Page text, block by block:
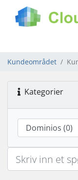
Kundeområdet
Kategorier